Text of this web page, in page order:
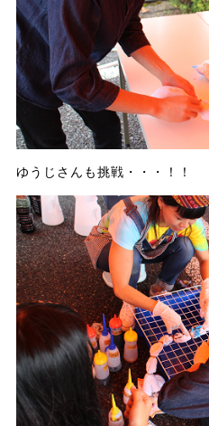
ゆうじさんも挑戦・・・！！